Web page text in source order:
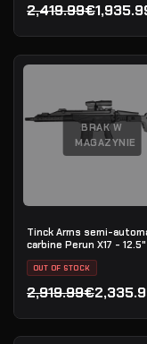
2,419.99€
Pierwotna cena
Aktualna cena
BRAK W
MAGAZYNIE
Tinck Arms semi-
carbine Perun X17 - 12.5"
OUT OF STOCK
2,919.99€
Pierwotna cena
Aktualna cena